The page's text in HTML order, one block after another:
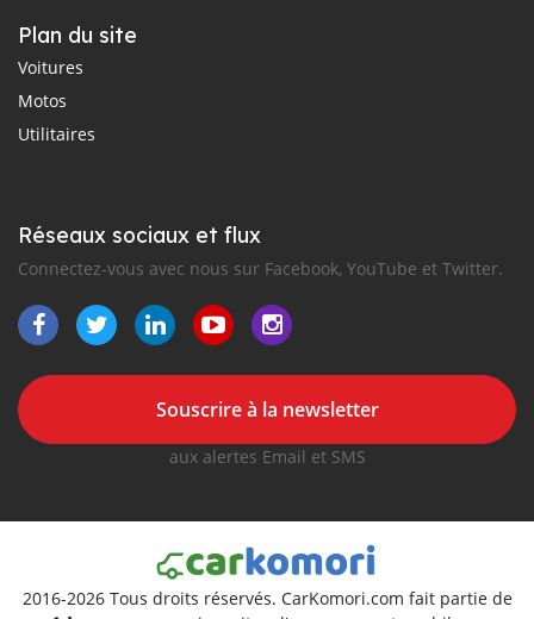
Plan du site
Voitures
Motos
Utilitaires
Réseaux sociaux et flux
Connectez-vous avec nous sur Facebook, YouTube et Twitter.
Souscrire à la newsletter
aux alertes Email et SMS
2016-2026 Tous droits réservés. CarKomori.com fait partie de